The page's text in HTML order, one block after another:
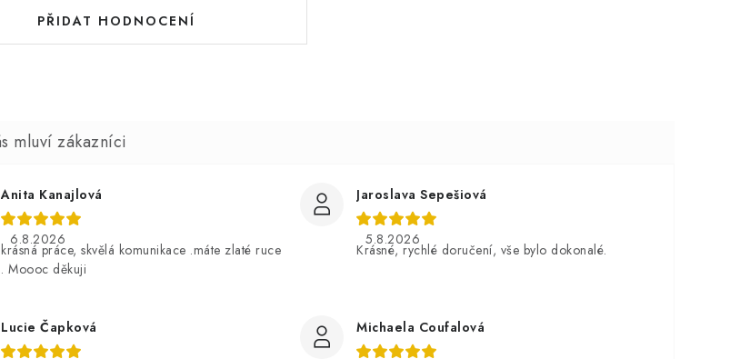
PŘIDAT HODNOCENÍ
Anita Kanajlová
6.8.2026
krásná práce, skvělá komunikace .máte zlaté ruce
. Moooc děkuji
Jaroslava Sepešiová
5.8.2026
Krásné, rychlé doručení, vše bylo dokonalé.
Lucie Čapková Michaela Coufalová